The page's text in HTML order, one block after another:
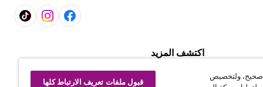
اكتشف المزيد
التسوّق لكل غرفة
استكشف العروض
صحيح، ولتخصيص
قبول ملفات تعريف الارتباط كلها